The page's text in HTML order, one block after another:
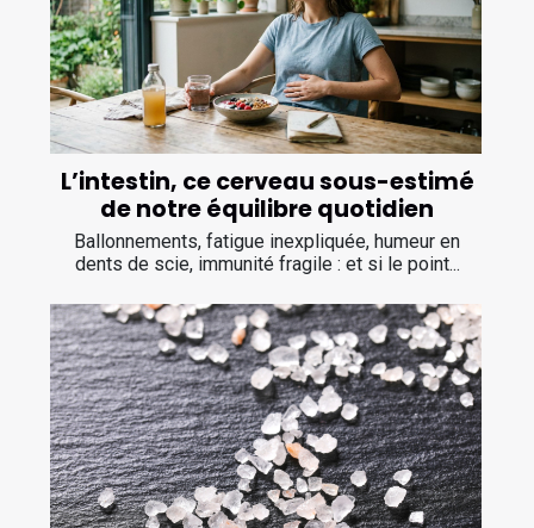
L’intestin, ce cerveau sous-estimé
de notre équilibre quotidien
Ballonnements, fatigue inexpliquée, humeur en
dents de scie, immunité fragile : et si le point...